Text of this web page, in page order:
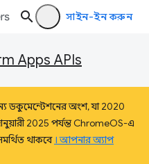
সাইন-ইন করুন
Apps APIs
ডকুমেন্টেশনের অংশ, যা 2020
2025 পর্যন্ত ChromeOS-এ
থাকবে । আপনার অ্যাপ